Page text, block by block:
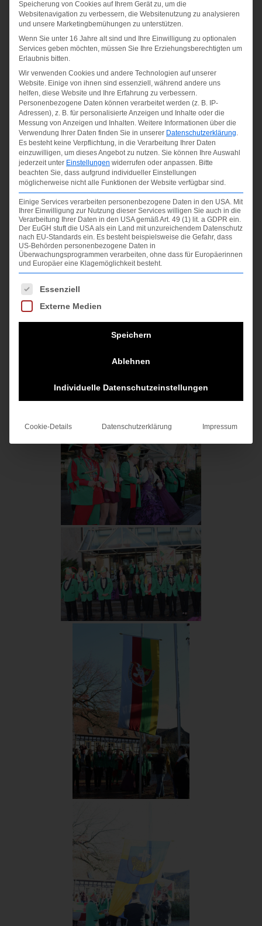
Speicherung von Cookies auf Ihrem Gerät zu, um die
Websitenavigation zu verbessern, die Websitenutzung zu analysieren
und unsere Marketingbemühungen zu unterstützen.
Wenn Sie unter 16 Jahre alt sind und Ihre Einwilligung zu optionalen
Services geben möchten, müssen Sie Ihre Erziehungsberechtigten um
Erlaubnis bitten.
Wir verwenden Cookies und andere Technologien auf unserer
Website. Einige von ihnen sind essenziell, während andere uns
helfen, diese Website und Ihre Erfahrung zu verbessern.
Personenbezogene Daten können verarbeitet werden (z. B. IP-
Adressen), z. B. für personalisierte Anzeigen und Inhalte oder die
Messung von Anzeigen und Inhalten. Weitere Informationen über die
Verwendung Ihrer Daten finden Sie in unserer Datenschutzerklärung
Es besteht keine Verpflichtung, in die Verarbeitung Ihrer Daten
einzuwilligen, um dieses Angebot zu nutzen. Sie können Ihre Auswahl
jederzeit unter Einstellungen widerrufen oder anpassen. Bitte
beachten Sie, dass aufgrund individueller Einstellungen
möglicherweise nicht alle Funktionen der Website verfügbar sind.
Einige Services verarbeiten personenbezogene Daten in den USA. Mit
Ihrer Einwilligung zur Nutzung dieser Services willigen Sie auch in die
Verarbeitung Ihrer Daten in den USA gemäß Art. 49 (1) lit. a GDPR ein.
Der EuGH stuft die USA als ein Land mit unzureichendem Datenschutz
nach EU-Standards ein. Es besteht beispielsweise die Gefahr, dass
US-Behörden personenbezogene Daten in
Überwachungsprogrammen verarbeiten, ohne dass für Europäerinnen
und Europäer eine Klagemöglichkeit besteht.
Es folgt eine Liste der Service-Gruppen, für die
Essenziell
Externe Medien
Speichern
Ablehnen
Individuelle Datenschutzeinstellungen
Cookie-Details Datenschutzerklärung Impressum